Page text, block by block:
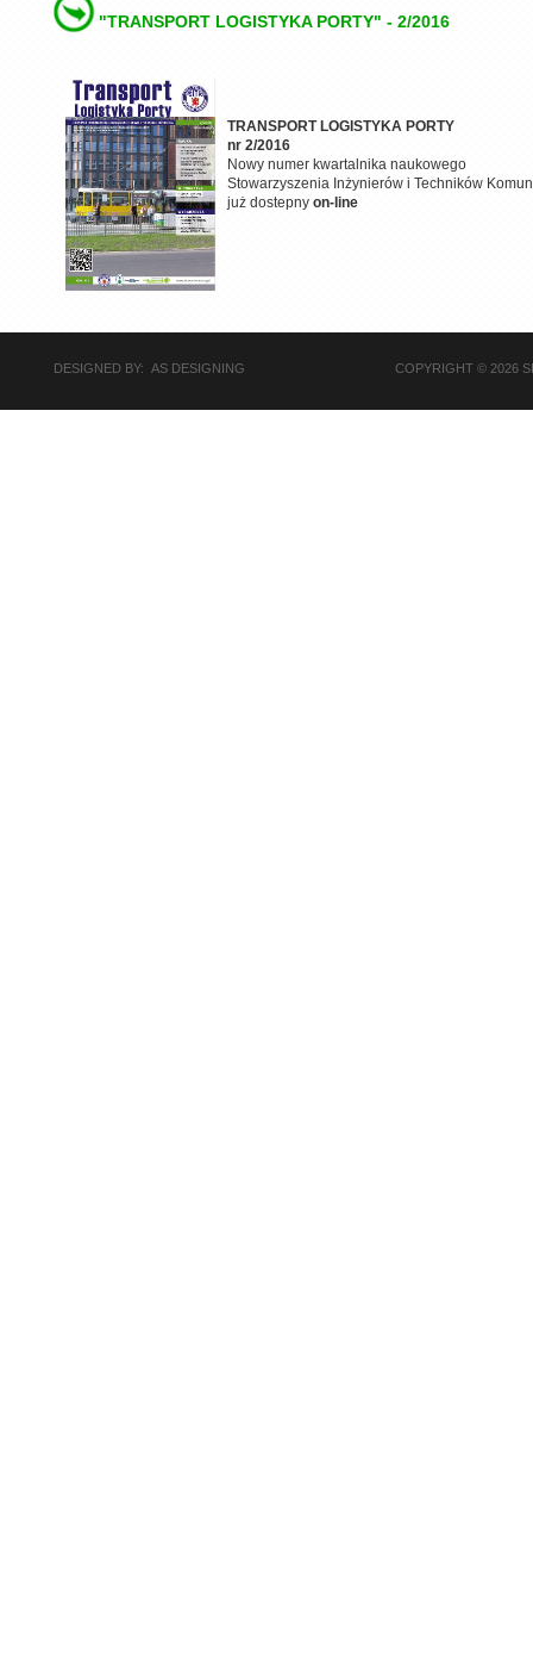
"TRANSPORT LOGISTYKA PORTY" - 2/2016
TRANSPORT LOGISTYKA PORTY
nr 2/2016
Nowy numer kwartalnika naukowego
Stowarzyszenia Inżynierów i Techników
już dostepny on-line
DESIGNED BY: AS DESIGNING COPYRIGHT © 2026